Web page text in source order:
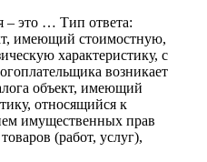
– это … Тип ответа:
имеющий стоимостную,
характеристику, с
возникает
объект, имеющий
относящийся к
имущественных прав
(работ, услуг),